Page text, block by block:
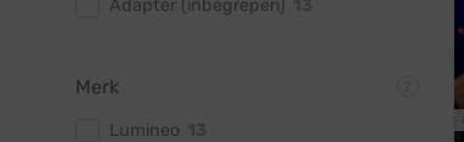
Adapter (inbegrepen)
Merk
Lumineo